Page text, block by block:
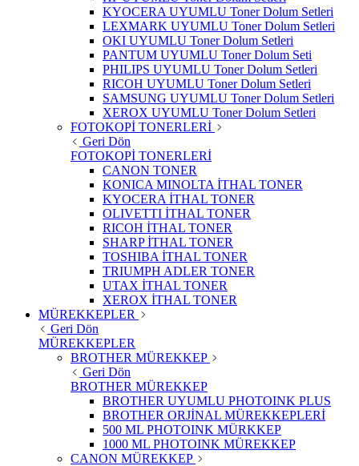
KYOCERA UYUMLU Toner Dolum Setleri
LEXMARK UYUMLU Toner Dolum Setleri
OKI UYUMLU Toner Dolum Setleri
PANTUM UYUMLU Toner Dolum Seti
PHILIPS UYUMLU Toner Dolum Setleri
RICOH UYUMLU Toner Dolum Setleri
SAMSUNG UYUMLU Toner Dolum Setleri
XEROX UYUMLU Toner Dolum Setleri
FOTOKOPİ TONERLERİ
Geri Dön
FOTOKOPİ TONERLERİ
CANON TONER
KONICA MINOLTA İTHAL TONER
KYOCERA İTHAL TONER
OLIVETTI İTHAL TONER
RICOH İTHAL TONER
SHARP İTHAL TONER
TOSHIBA İTHAL TONER
TRIUMPH ADLER TONER
UTAX İTHAL TONER
XEROX İTHAL TONER
MÜREKKEPLER
Geri Dön
MÜREKKEPLER
BROTHER MÜREKKEP
Geri Dön
BROTHER MÜREKKEP
BROTHER UYUMLU PHOTOINK PLUS
BROTHER ORJİNAL MÜREKKEPLERİ
500 ML PHOTOINK MÜRKKEP
1000 ML PHOTOINK MÜREKKEP
CANON MÜREKKEP